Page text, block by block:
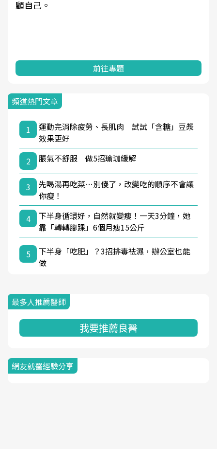
顧自己。
前往專題
頻道熱門文章
1
運動完消除疲勞、長肌肉 試試「含糖」豆漿
效果更好
2
脹氣不舒服 做5招瑜珈緩解
3
先喝湯再吃菜…別傻了，改變吃的順序不會讓
你瘦！
4
下半身循環好，自然就變瘦！一天3分鐘，她
靠「轉轉腳踝」6個月瘦15公斤
5
下半身「吃肥」？3招排毒祛濕，辦公室也能
做
最多人推薦醫師
我要推薦良醫
網友就醫經驗分享